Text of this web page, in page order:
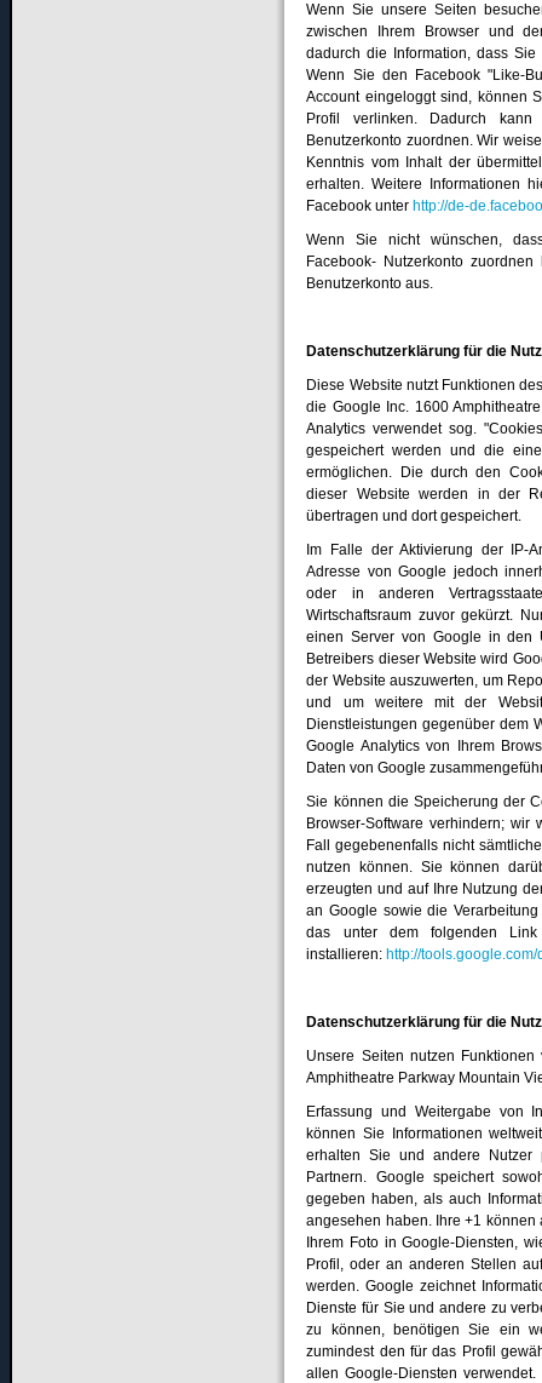
Wenn Sie unsere Seiten
zwischen Ihrem Browser und
dadurch die Information, dass
Wenn Sie den Facebook "Like-
Account eingeloggt sind, können
Profil verlinken. Dadurch
Benutzerkonto zuordnen. Wir
Kenntnis vom Inhalt der
erhalten. Weitere Informationen
Facebook unter http://de-
Wenn Sie nicht wünschen,
Facebook- Nutzerkonto
Benutzerkonto aus.
Datenschutzerklärung für die
Diese Website nutzt Funktionen
die Google Inc. 1600
Analytics verwendet sog.
gespeichert werden und die
ermöglichen. Die durch den
dieser Website werden in der
übertragen und dort gespeichert.
Im Falle der Aktivierung der IP-
Adresse von Google jedoch
oder in anderen
Wirtschaftsraum zuvor gekürzt.
einen Server von Google in den
Betreibers dieser Website wird
der Website auszuwerten, um
und um weitere mit der
Dienstleistungen gegenüber dem
Google Analytics von Ihrem
Daten von Google
Sie können die Speicherung der
Browser-Software verhindern;
Fall gegebenenfalls nicht
nutzen können. Sie können
erzeugten und auf Ihre Nutzung
an Google sowie die
das unter dem folgenden Link
installieren: http://
Datenschutzerklärung für die
Unsere Seiten nutzen
Amphitheatre Parkway Mountain
Erfassung und Weitergabe von
können Sie Informationen
erhalten Sie und andere Nutzer
Partnern. Google speichert
gegeben haben, als auch
angesehen haben. Ihre +1
Ihrem Foto in Google-Diensten,
Profil, oder an anderen Stellen
werden. Google zeichnet
Dienste für Sie und andere zu
zu können, benötigen Sie ein
zumindest den für das Profil
allen Google-Diensten